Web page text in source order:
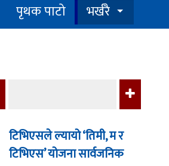
पृथक पाटो भर्खरै
टिभिएसले ल्यायो ‘तिमी, म र
टिभिएस’ योजना सार्वजनिक